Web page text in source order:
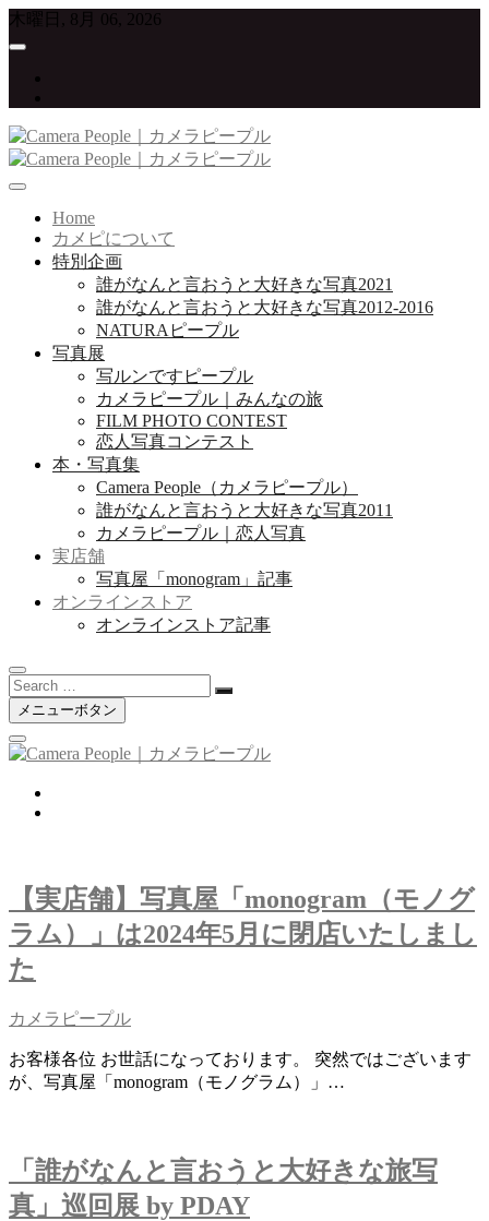
Skip
content
木曜日, 8月 06, 2026
Camera People｜カメラピープル
写真が大好きな人たちをつなげていくプロジェクト
Home
カメピについて
特別企画
誰がなんと言おうと大好きな写真2021
誰がなんと言おうと大好きな写真2012-2016
NATURAピープル
写真展
写ルンですピープル
カメラピープル｜みんなの旅
FILM PHOTO CONTEST
恋人写真コンテスト
本・写真集
Camera People（カメラピープル）
誰がなんと言おうと大好きな写真2011
カメラピープル｜恋人写真
実店舗
写真屋「monogram」記事
オンラインストア
オンラインストア記事
Search
…メニューボタン
【実店舗】写真屋「monogram（モノグ
ラム）」は2024年5月に閉店いたしまし
た
カメラピープル
お客様各位 お世話になっております。 突然ではございます
が、写真屋「monogram（モノグラム）」…
「誰がなんと言おうと大好きな旅写
真」巡回展 by PDAY